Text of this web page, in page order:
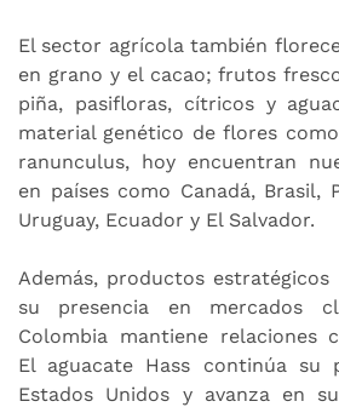
El sector agrícola también
en grano y el cacao; frutos
piña, pasifloras, cítricos y
material genético de flores
ranunculus, hoy encuentran
en países como Canadá, Brasil,
Uruguay, Ecuador y El Salvador.
Además, productos
su presencia en mercados
Colombia mantiene relaciones
El aguacate Hass continúa su
Estados Unidos y avanza en